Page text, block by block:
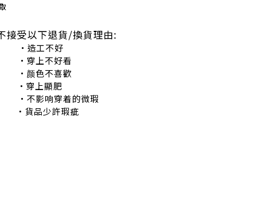
接受以下退貨/換貨理由:
工不好
上不好看
色不喜歡
上顯肥
响穿着的微瑕
貨品少許瑕疵